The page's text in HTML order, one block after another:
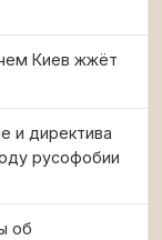
Киев жжёт
и директива
русофобии
об